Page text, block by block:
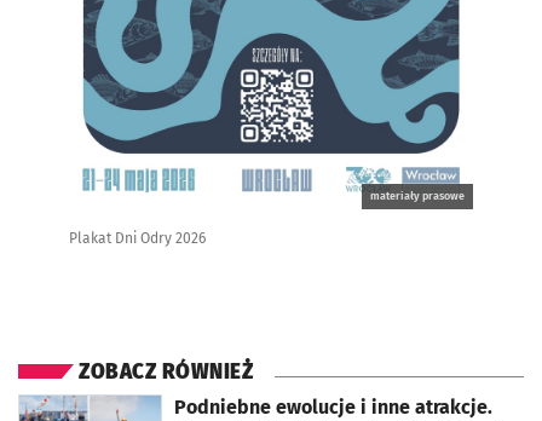
materiały prasowe
Plakat Dni Odry 2026
ZOBACZ RÓWNIEŻ
Podniebne ewolucje i inne atrakcje.
otworzy się w nowej karcie